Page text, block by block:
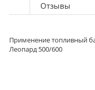
Отзывы
Применение топливный
Леопард 500/600